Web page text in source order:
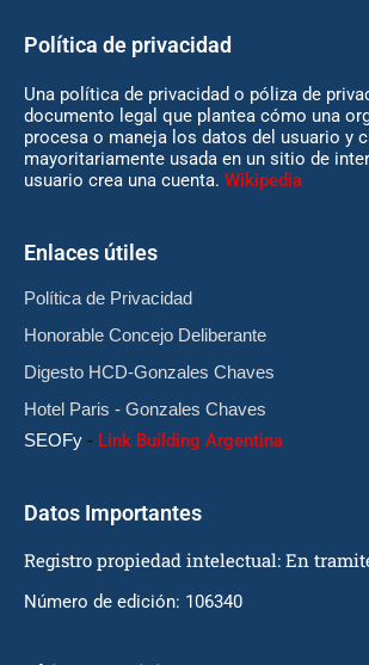
Política de privacidad
Una política de privacidad o póliza de
documento legal que plantea cómo una
procesa o maneja los datos del usuario y
mayoritariamente usada en un sitio de
usuario crea una cuenta. Wikipedia
Enlaces útiles
Política de Privacidad
Honorable Concejo Deliberante
Digesto HCD-Gonzales Chaves
Hotel Paris - Gonzales Chaves
SEOFy - Link Building Argentina
Datos Importantes
Registro propiedad intelectual: En
Número de edición: 106340